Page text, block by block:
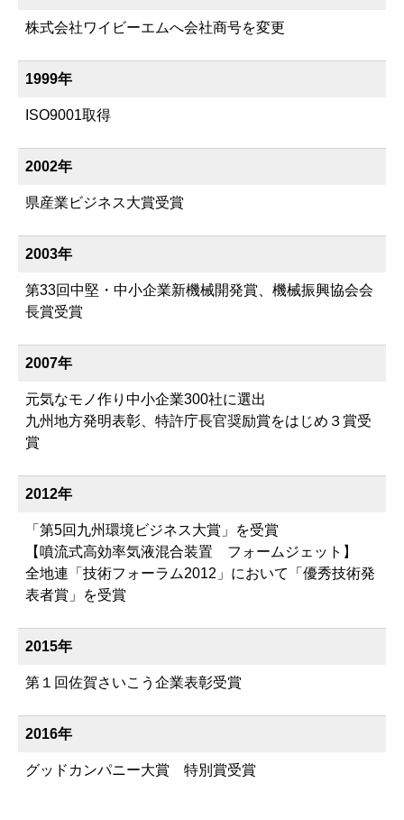
株式会社ワイビーエムへ会社商号を変更
1999年
ISO9001取得
2002年
県産業ビジネス大賞受賞
2003年
第33回中堅・中小企業新機械開発賞、機械振興協会会
長賞受賞
2007年
元気なモノ作り中小企業300社に選出
九州地方発明表彰、特許庁長官奨励賞をはじめ３賞受
賞
2012年
「第5回九州環境ビジネス大賞」を受賞
【噴流式高効率気液混合装置 フォームジェット】
全地連「技術フォーラム2012」において「優秀技術発
表者賞」を受賞
2015年
第１回佐賀さいこう企業表彰受賞
2016年
グッドカンパニー大賞 特別賞受賞